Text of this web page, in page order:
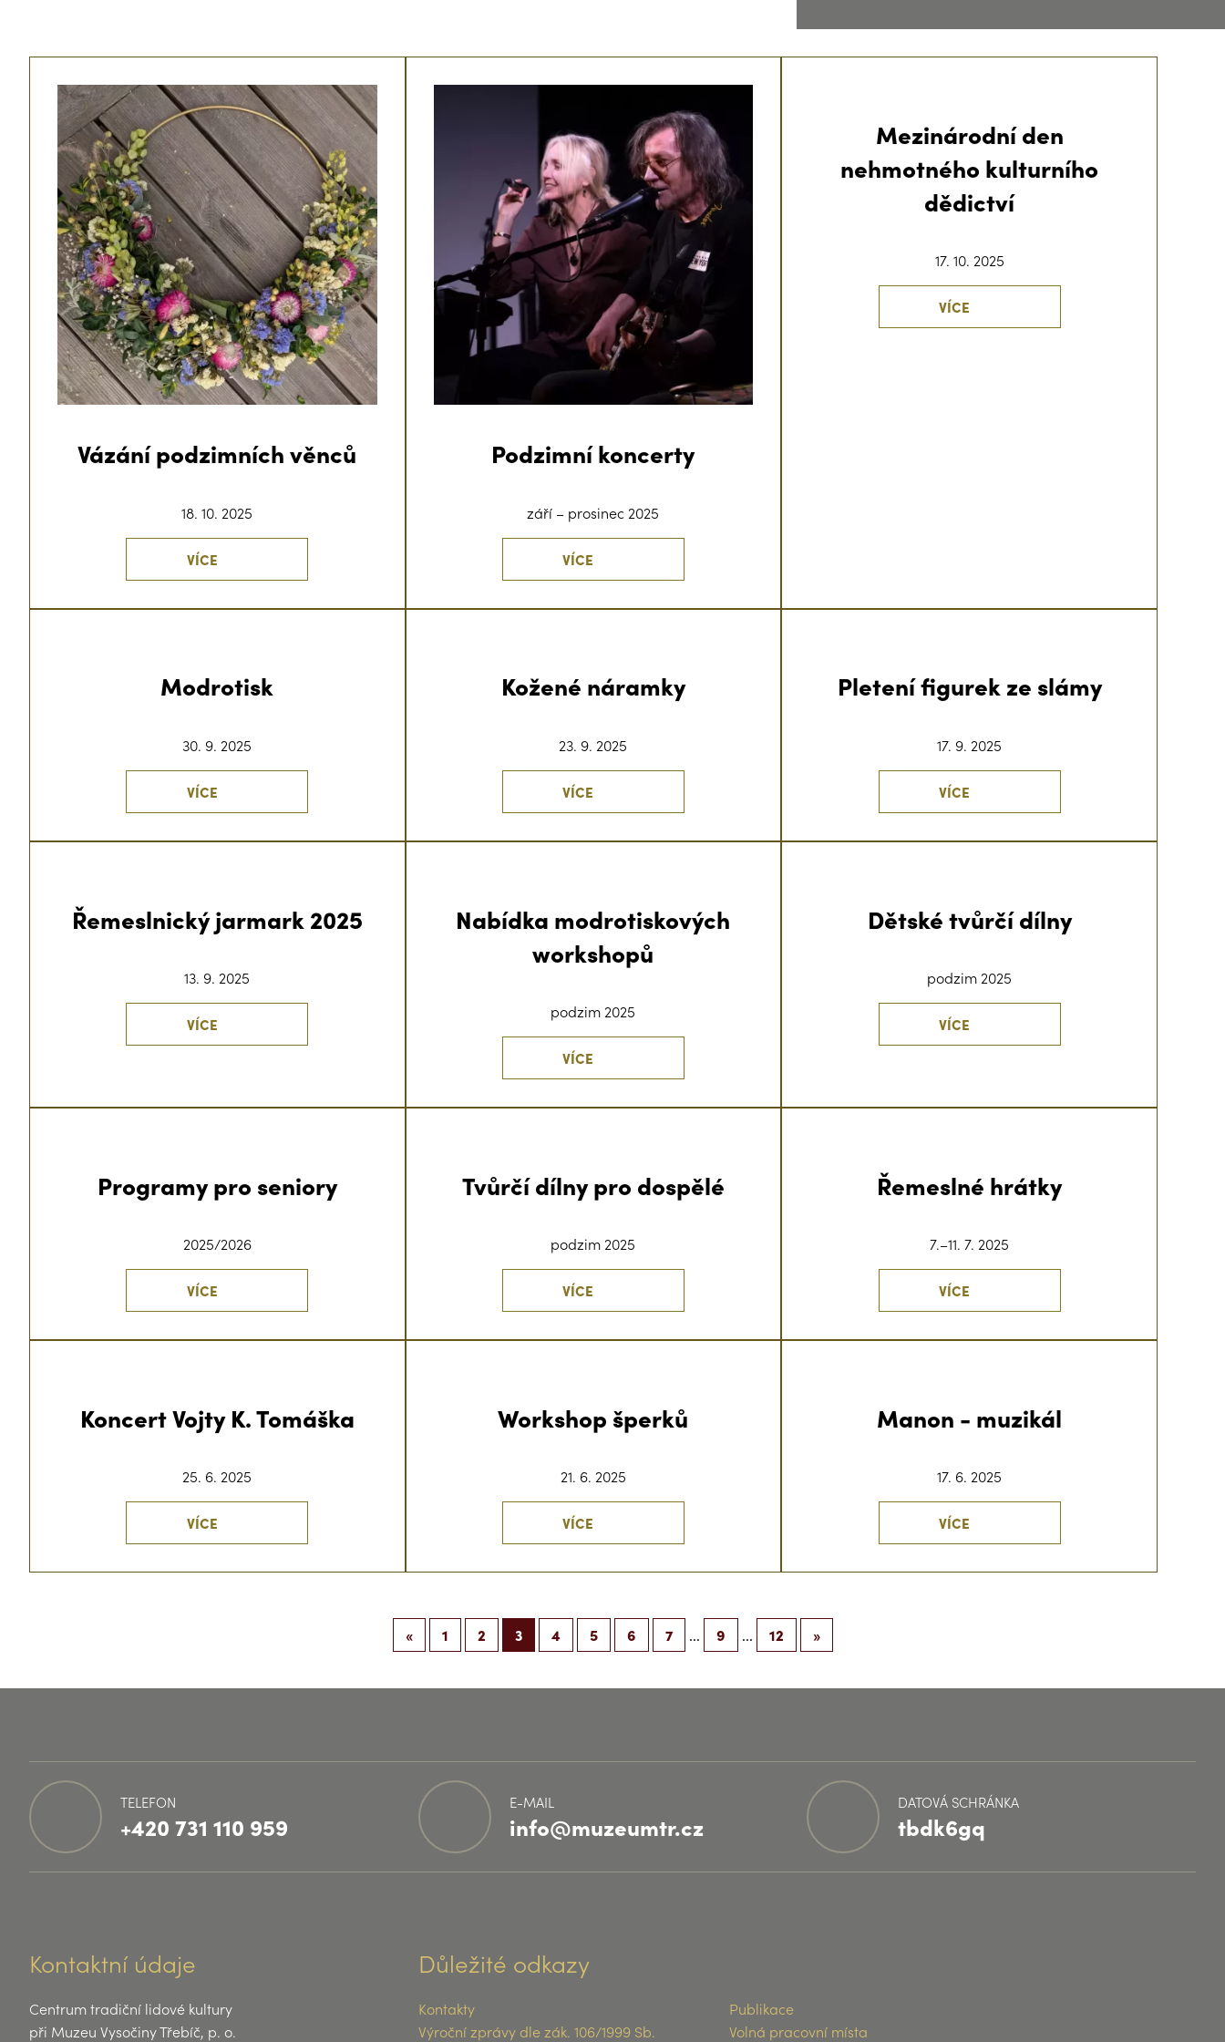
Vázání podzimních věnců
18. 10. 2025
VÍCE
Podzimní koncerty
září – prosinec 2025
VÍCE
Mezinárodní den
nehmotného kulturního
dědictví
17. 10. 2025
VÍCE
Modrotisk
30. 9. 2025
VÍCE
Kožené náramky
23. 9. 2025
VÍCE
Pletení figurek ze slámy
17. 9. 2025
VÍCE
Řemeslnický jarmark 2025
13. 9. 2025
VÍCE
Nabídka modrotiskových
workshopů
podzim 2025
VÍCE
Dětské tvůrčí dílny
podzim 2025
VÍCE
Programy pro seniory
2025/2026
VÍCE
Tvůrčí dílny pro dospělé
podzim 2025
VÍCE
Řemeslné hrátky
7.–11. 7. 2025
VÍCE
Koncert Vojty K. Tomáška
25. 6. 2025
VÍCE
Workshop šperků
21. 6. 2025
VÍCE
Manon - muzikál
17. 6. 2025
VÍCE
« 1 2 3 4 5 6 7 ... 9 ... 12 »
TELEFON
+420 731 110 959
E-MAIL
info@muzeumtr.cz
DATOVÁ SCHRÁNKA
tbdk6gq
Kontaktní údaje
Centrum tradiční lidové kultury
při Muzeu Vysočiny Třebíč, p. o.
Důležité odkazy
Kontakty
Publikace
Výroční zprávy dle zák. 106/1999 Sb.
Volná pracovní místa